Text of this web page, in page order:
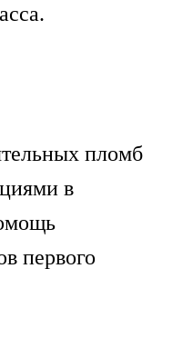
пломб
в
первого